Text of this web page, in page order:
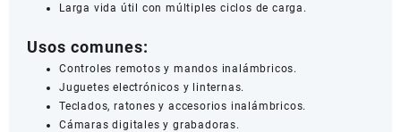
Larga vida útil con múltiples ciclos de carga.
Usos comunes:
Controles remotos y mandos inalámbricos.
Juguetes electrónicos y linternas.
Teclados, ratones y accesorios inalámbricos.
Cámaras digitales y grabadoras.